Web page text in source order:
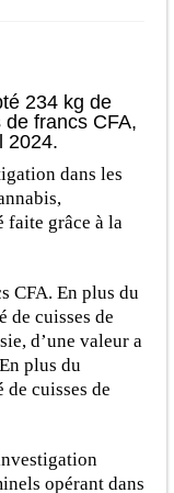
234 kg de
francs CFA,
2024.
dans les
faite grâce à la
CFA. En plus du
de cuisses de
d’une valeur a
plus du
cuisses de
opérant dans